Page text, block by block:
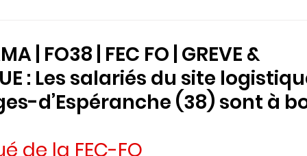
GREVE SALAIRES DROIT DE GREVE SERVICES PUBLICS
PUBLIQUE 2022 SERVICE PUBLIC
| FO38 | FEC FO | GREVE &
: Les salariés du site
d’Espéranche (38) sont à
de la FEC-FO